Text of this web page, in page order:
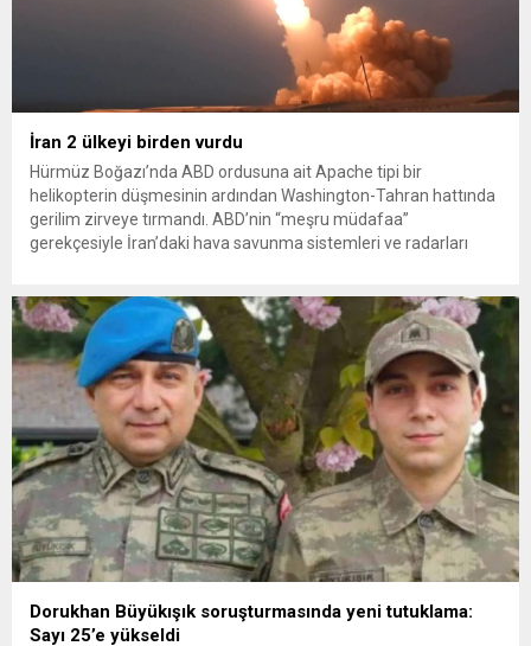
İran 2 ülkeyi birden vurdu
Hürmüz Boğazı’nda ABD ordusuna ait Apache tipi bir
helikopterin düşmesinin ardından Washington-Tahran hattında
gerilim zirveye tırmandı. ABD’nin “meşru müdafaa”
gerekçesiyle İran’daki hava savunma sistemleri ve radarları
yeni bir ABD saldırısına anında yanıt verileceğini duyurdu....
Dorukhan Büyükışık soruşturmasında yeni tutuklama:
Sayı 25’e yükseldi